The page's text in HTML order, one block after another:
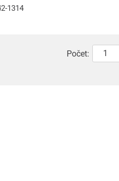
1314
Počet: